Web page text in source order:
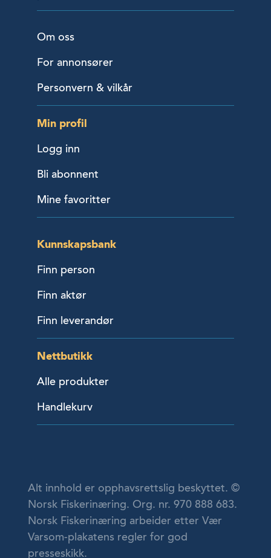
Om oss
For annonsører
Personvern & vilkår
Min profil
Logg inn
Bli abonnent
Mine favoritter
Kunnskapsbank
Finn person
Finn aktør
Finn leverandør
Nettbutikk
Alle produkter
Handlekurv
Alt innhold er opphavsrettslig beskyttet. ©
Norsk Fiskerinæring. Org. nr. 970 888 683.
Norsk Fiskerinæring arbeider etter Vær
Varsom-plakatens regler for god
presseskikk.